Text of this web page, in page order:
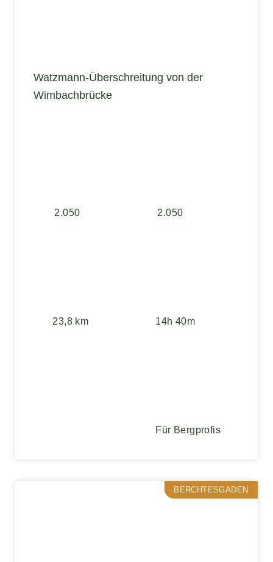
Watzmann-Überschreitung von der
Wimbachbrücke
2.050 2.050
23,8 km 14h 40m
Für Bergprofis
BERCHTESGADEN